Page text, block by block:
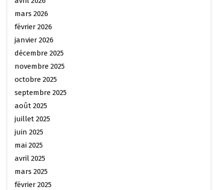
mars 2026
février 2026
janvier 2026
décembre 2025
novembre 2025
octobre 2025
septembre 2025
août 2025
juillet 2025
juin 2025
mai 2025
avril 2025
mars 2025
février 2025